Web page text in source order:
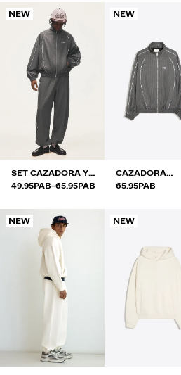
NEW
SET CAZADORA Y
PANTALÓN
RANGO DE PRECIOS ENTRE
49.95PAB
Y -65.95PAB
NEW
CAZADORA
OVERSIZE RAYA
65.95PAB
NEW NEW